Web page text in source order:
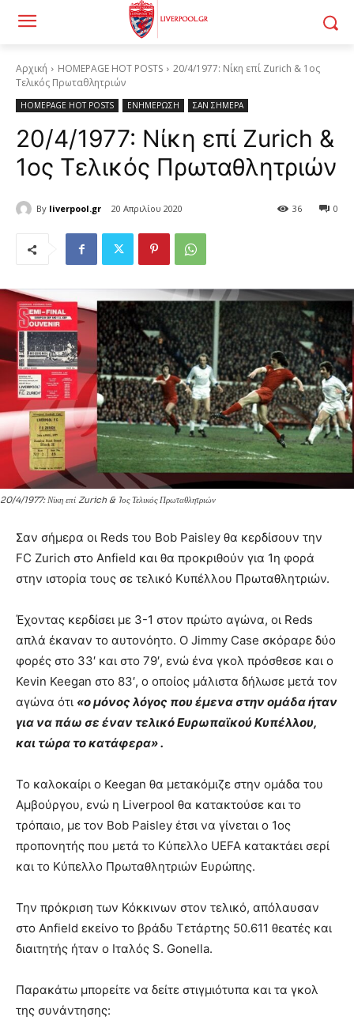
Αρχική HOMEPAGE HOT POSTS
20/4/1977: Νίκη επί Zurich & 1ος
Τελικός Πρωταθλητριών
HOMEPAGE HOT POSTS ΕΝΗΜΕΡΩΣΗ ΣΑΝ ΣΗΜΕΡΑ
20/4/1977: Νίκη επί Zurich &
1ος Τελικός Πρωταθλητριών
By liverpool.gr 20 Απριλίου 2020 0
36
20/4/1977: Νίκη επί Zurich & 1ος Τελικός Πρωταθλητριών
Σαν σήμερα οι Reds του Bob Paisley θα κερδίσουν την
FC Zurich στο Anfield και θα προκριθούν για 1η φορά
στην ιστορία τους σε τελικό Κυπέλλου Πρωταθλητριών.
Έχοντας κερδίσει με 3-1 στον πρώτο αγώνα, οι Reds
απλά έκαναν το αυτονόητο. Ο Jimmy Case σκόραρε δύο
φορές στο 33′ και στο 79′, ενώ ένα γκολ πρόσθεσε και ο
Kevin Keegan στο 83′, ο οποίος μάλιστα δήλωσε μετά τον
αγώνα ότι «ο μόνος λόγος που έμενα στην ομάδα ήταν
για να πάω σε έναν τελικό Ευρωπαϊκού Κυπέλλου,
και τώρα το κατάφερα» .
Το καλοκαίρι ο Keegan θα μετακόμιζε στην ομάδα του
Αμβούργου, ενώ η Liverpool θα κατακτούσε και το
τρόπαιο, με τον Bob Paisley έτσι να γίνεται ο 1ος
προπονητής που μετά το Κύπελλο UEFA κατακτάει σερί
και το Κύπελλο Πρωταθλητριών Ευρώπης.
Την πρόκριση των Κόκκινων στον τελικό, απόλαυσαν
στο Anfield εκείνο το βράδυ Τετάρτης 50.611 θεατές και
διαιτητής ήταν ο Ιταλός S. Gonella.
Παρακάτω μπορείτε να δείτε στιγμιότυπα και τα γκολ
της συνάντησης: